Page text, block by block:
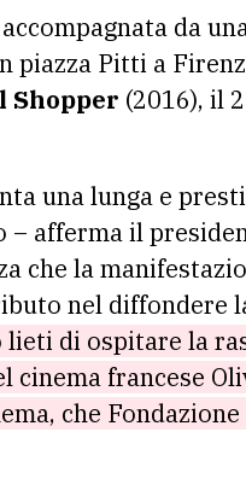
da
piazza Pitti a
Shopper (2016), il
una lunga e
– afferma il
che la
nel diffondere
lieti di ospitare la
francese
che